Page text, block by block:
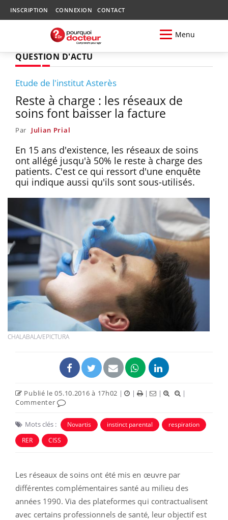
INSCRIPTION CONNEXION CONTACT
Menu
QUESTION D'ACTU
Etude de l'institut Asterès
Reste à charge : les réseaux de
soins font baisser la facture
Par Julian Prial
En 15 ans d'existence, les réseaux de soins
ont allégé jusqu'à 50% le reste à charge des
patients. C'est ce qui ressort d'une enquête
qui indique aussi qu'ils sont sous-utilisés.
CHALABALA/EPICTURA
Publié le 05.10.2016 à 17h02 | | | |
|
Commenter
Mots clés : Novartis instinct parental
respiration
RER
CISS
Les réseaux de soins ont été mis en œuvre par
différentes complémentaires santé au milieu des
années 1990. Via des plateformes qui contractualisent
avec certains professionnels de santé, leur objectif est